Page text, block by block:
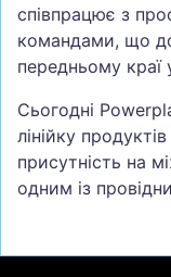
співпрацює з
командами, що
передньому краї
Сьогодні
лінійку
присутність на
одним із